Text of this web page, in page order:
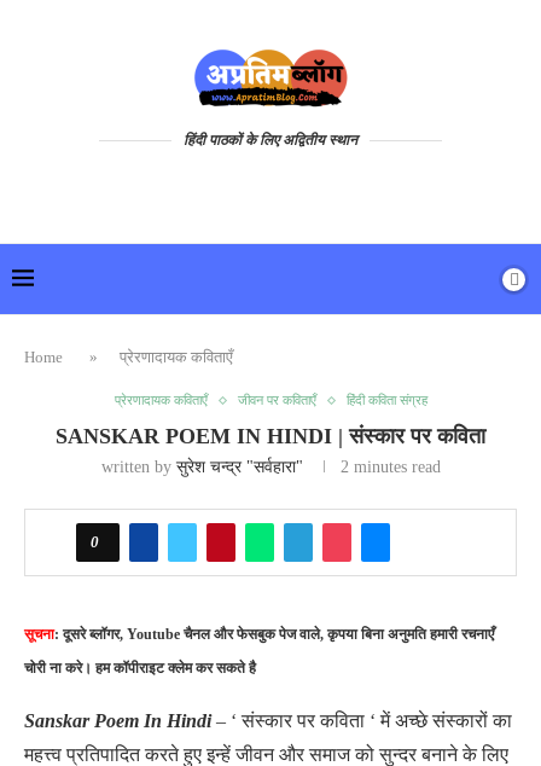
हिंदी पाठकों के लिए अद्वितीय स्थान
Home » प्रेरणादायक कविताएँ
प्रेरणादायक कविताएँ जीवन पर कविताएँ हिंदी कविता संग्रह
SANSKAR POEM IN HINDI | संस्कार पर कविता
written by सुरेश चन्द्र "सर्वहारा" 2 minutes read
0
सूचना: दूसरे ब्लॉगर, Youtube चैनल और फेसबुक पेज वाले, कृपया बिना अनुमति हमारी रचनाएँ
चोरी ना करे। हम कॉपीराइट क्लेम कर सकते है
Sanskar Poem In Hindi– ‘ संस्कार पर कविता ‘ में अच्छे संस्कारों का
महत्त्व प्रतिपादित करते हुए इन्हें जीवन और समाज को सुन्दर बनाने के लिए